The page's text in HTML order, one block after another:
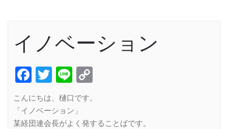
イノベーション
Facebook
Twitter
Line
こんにちは、樋口です。
「イノベーション」
某経団連会長がよく発することばです。